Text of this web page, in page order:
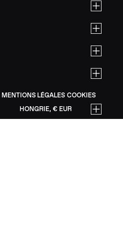
MENTIONS LÉGALES COOKIES
HONGRIE, € EUR